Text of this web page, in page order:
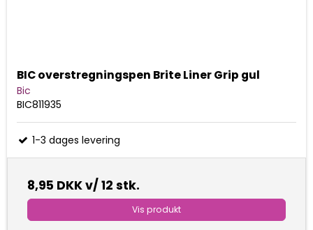
BIC overstregningspen Brite Liner Grip gul
Bic
BIC811935
1-3 dages levering
8,95 DKKv/ 12 stk.
Vis produkt